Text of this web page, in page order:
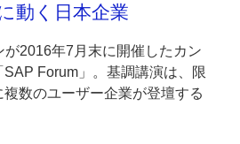
動く日本企業
が2016年7月末に開催したカン
SAP Forum」。基調講演は、限
複数のユーザー企業が登壇する